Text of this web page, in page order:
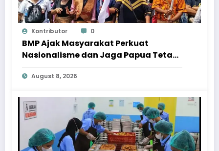
Kontributor 0
BMP Ajak Masyarakat Perkuat
Nasionalisme dan Jaga Papua Tetap
Aman Menjelang HUT Ke-81 RI
August 8, 2026